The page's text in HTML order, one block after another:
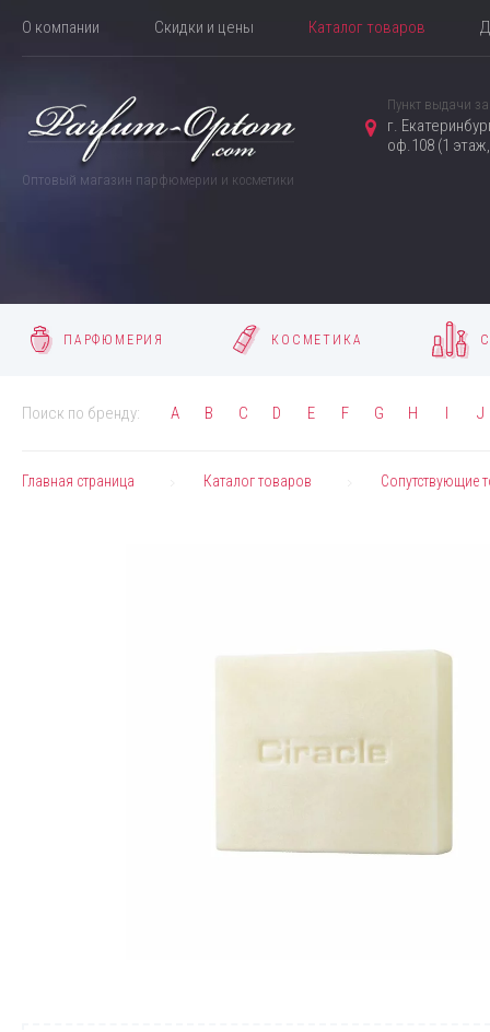
О компании Скидки и цены Каталог товаров
Оптовый магазин парфюмерии и косметики
Пункт выдачи
г.
оф.108 (1
ПАРФЮМЕРИЯ КОСМЕТИКА
Поиск по бренду: A B C D E F G H I J
Главная страница Каталог товаров Сопутствующие